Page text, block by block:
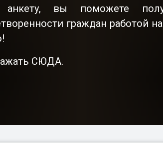
вы поможете
граждан работой
нажать СЮДА.